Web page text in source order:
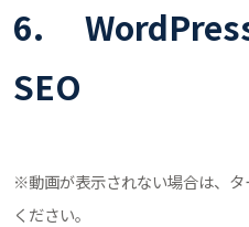
6. WordPress
SEO
※動画が表示されない場合は、
ください。